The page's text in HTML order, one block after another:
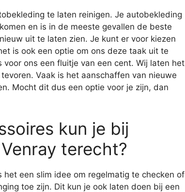
te laten reinigen. Je autobekleding
en is in de meeste gevallen de beste
uit te laten zien. Je kunt er voor kiezen
is ook een optie om ons deze taak uit te
ons een fluitje van een cent. Wij laten het
Vaak is het aanschaffen van nieuwe
Mocht dit dus een optie voor je zijn, dan
kun je bij
terecht?
het een slim idee om regelmatig te checken of
toe zijn. Dit kun je ook laten doen bij een